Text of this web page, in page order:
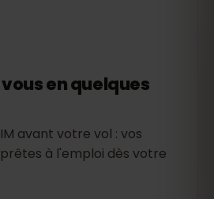
en quelques
avant votre vol : vos
à l'emploi dès votre